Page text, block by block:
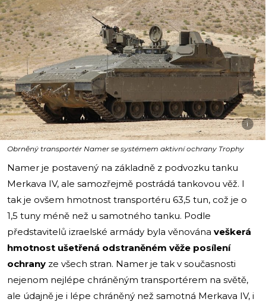
i
Obrněný transportér Namer se systémem aktivní ochrany Trophy
Namer je postavený na základně z podvozku tanku
Merkava IV, ale samozřejmě postrádá tankovou věž. I
tak je ovšem hmotnost transportéru 63,5 tun, což je o
1,5 tuny méně než u samotného tanku. Podle
představitelů izraelské armády byla věnována veškerá
hmotnost ušetřená odstraněném věže posílení
ochrany ze všech stran. Namer je tak v současnosti
nejenom nejlépe chráněným transportérem na světě,
ale údajně je i lépe chráněný než samotná Merkava IV, i